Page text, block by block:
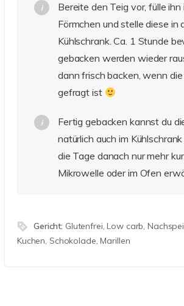
Bereite den Teig vor, fülle ihn
Förmchen und stelle diese in
Kühlschrank. Ca. 1 Stunde
gebacken werden wieder
dann frisch backen, wenn
gefragt ist
Fertig gebacken kannst du
natürlich auch im
die Tage danach nur mehr
Mikrowelle oder im Ofen
Gericht: Glutenfrei, Low carb,
Kuchen, Schokolade, Marillen